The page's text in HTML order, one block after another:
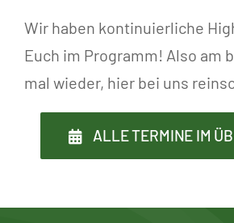
Wir haben kontinuierliche
Euch im Programm! Also am
mal wieder, hier bei uns
ALLE TERMINE IM